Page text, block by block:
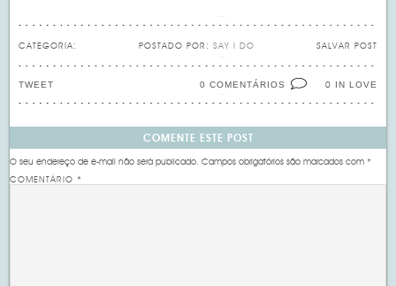
CATEGORIA: SALVAR POST
POSTADO POR: SAY I DO
0 IN LOVE
0 COMENTÁRIOS
TWEET
COMENTE ESTE POST
O seu endereço de e-mail não será publicado. Campos obrigatórios são marcados com*
COMENTÁRIO*